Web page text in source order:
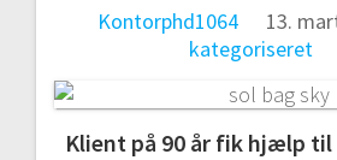
Kontorphd1064 13.
kategoriseret
Klient på 90 år fik hjælp